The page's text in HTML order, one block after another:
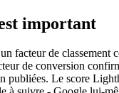
important
facteur de classement
de conversion
publiées. Le score